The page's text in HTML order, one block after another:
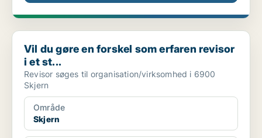
Vil du gøre en forskel som erfaren revisor i et st...
Vil du gøre en forskel som erfaren revisor
i et st...
Revisor søges til organisation/virksomhed i 6900
Skjern
Område
Skjern